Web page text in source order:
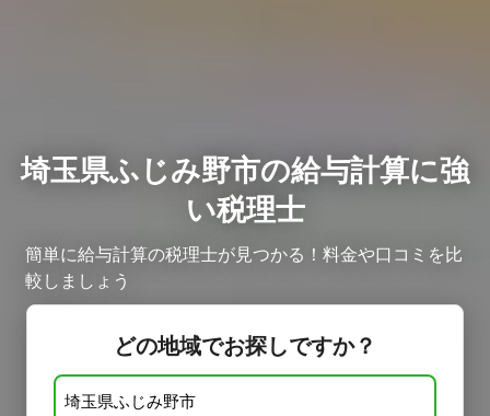
埼玉県ふじみ野市の給与計算に強
い税理士
簡単に給与計算の税理士が見つかる！料金や口コミを比
較しましょう ​
どの地域でお探しですか？